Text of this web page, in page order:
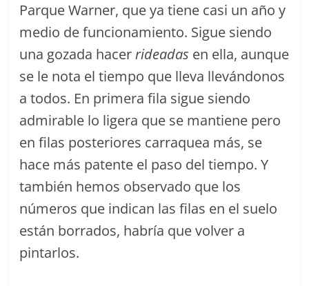
Parque Warner, que ya tiene casi un año y
medio de funcionamiento. Sigue siendo
una gozada hacerrideadas en ella, aunque
se le nota el tiempo que lleva llevándonos
a todos. En primera fila sigue siendo
admirable lo ligera que se mantiene pero
en filas posteriores carraquea más, se
hace más patente el paso del tiempo. Y
también hemos observado que los
números que indican las filas en el suelo
están borrados, habría que volver a
pintarlos.